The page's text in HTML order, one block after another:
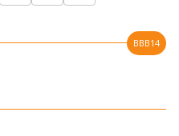
BBB14